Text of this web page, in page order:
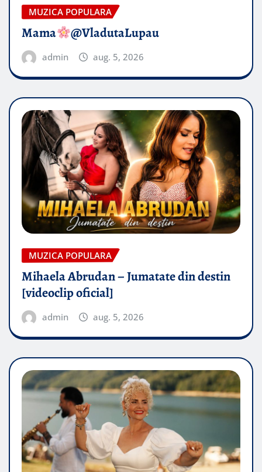
MUZICA POPULARA
Mama @VladutaLupau
admin aug. 5, 2026
MUZICA POPULARA
Mihaela Abrudan – Jumatate din destin
[videoclip oficial]
admin aug. 5, 2026